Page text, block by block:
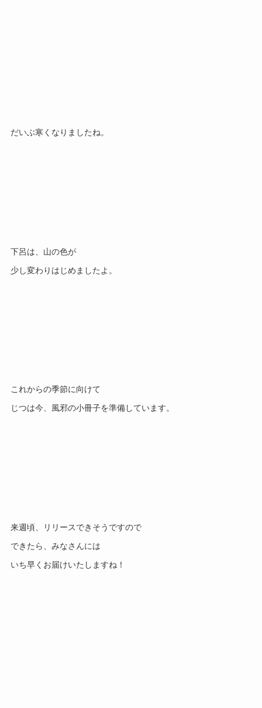
だいぶ寒くなりましたね。
下呂は、山の色が
少し変わりはじめましたよ。
これからの季節に向けて
じつは今、風邪の小冊子を準備しています。
来週頃、リリースできそうですので
できたら、みなさんには
いち早くお届けいたしますね！